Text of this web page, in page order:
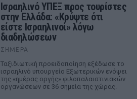
Ισραηλινό ΥΠΕΞ προς τουρίστες
στην Ελλάδα: «Κρύψτε ότι
είστε Ισραηλινοί» λόγω
διαδηλώσεων
ΣΉΜΕΡΑ
Ταξιδιωτική προειδοποίηση εξέδωσε το
ισραηλινό υπουργείο Εξωτερικών ενόψει
της «ημέρας οργής» φιλοπαλαιστινιακών
οργανώσεων σε 36 σημεία της χώρας.